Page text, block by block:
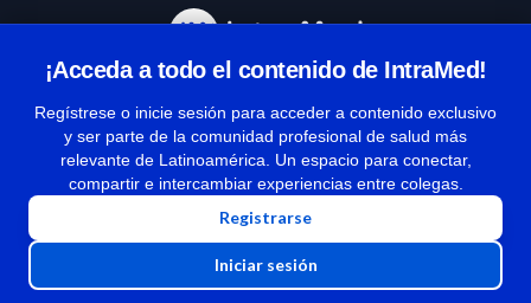
¡Acceda a todo el contenido de IntraMed!
Regístrese o inicie sesión para acceder a contenido exclusivo
y ser parte de la comunidad profesional de salud más
relevante de Latinoamérica. Un espacio para conectar,
compartir e intercambiar experiencias entre colegas.
Registrarse
Iniciar sesión
Términos y condiciones
| Políticas de privacidad
| Todos los derechos reservados | Copyright 1997-2026